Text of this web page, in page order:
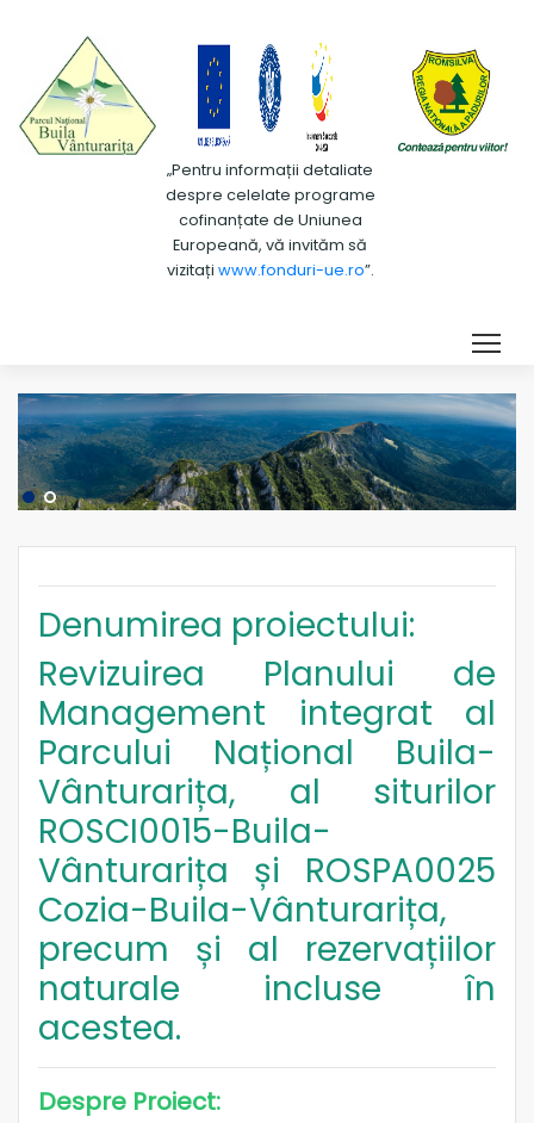
„Pentru informații detaliate
despre celelate programe
cofinanțate de Uniunea
Europeană, vă invităm să
vizitați www.fonduri-ue.ro”.
Denumirea proiectului:
Revizuirea Planului de
Management integrat al
Parcului Național Buila-
Vânturarița, al siturilor
ROSCI0015-Buila-
Vânturarița și ROSPA0025
Cozia-Buila-Vânturarița,
precum și al rezervațiilor
naturale incluse în
acestea.
Despre Proiect: